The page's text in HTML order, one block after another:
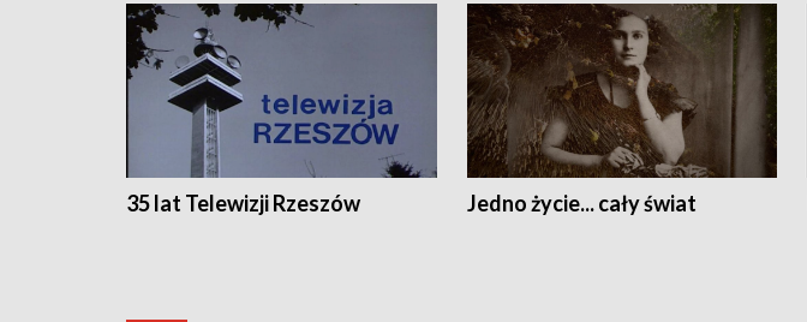
35 lat Telewizji Rzeszów Jedno życie... cały świat